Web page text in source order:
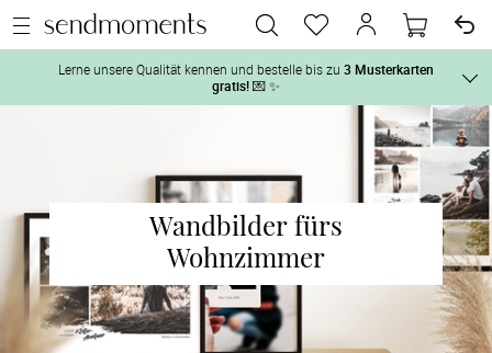
Vor der
Tag der
Nach
Lerne unsere Qualität kennen und bestelle bis zu 3 Musterkarten
gratis!💌 ✨
1. Wähle bis zu 3 Kartendesigns aus und gestalte sie nach Deinen
2. Aktiviere „kostenlose Musterkarte“ auf der jeweiligen
Produktseite und lasse Dir die Karten kostenlos per Post zusenden.
Wandbilder fürs
Wohnzimmer